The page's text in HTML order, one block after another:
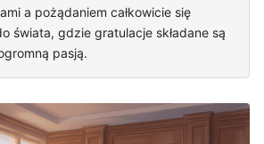
a pożądaniem całkowicie się
świata, gdzie gratulacje składane są
pasją.